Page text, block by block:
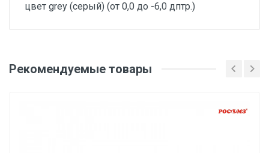
цвет grey (серый) (от 0,0 до -6,0 дптр.)
Вес
Рекомендуемые товары